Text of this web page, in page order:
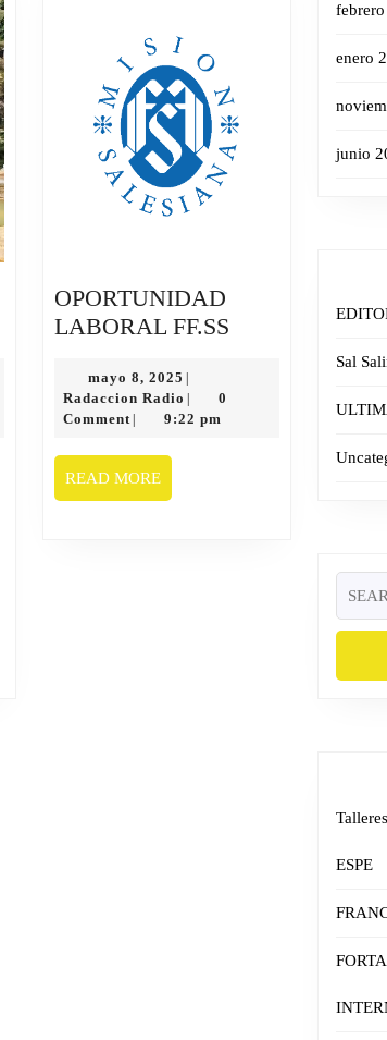
OPORTUNIDAD
LABORAL FF.SS
LABORAL
mayo 8, 2025 mayo
8,
2025
|
Radaccion Radio Radaccion
Radio
|
0
Comment | 9:22 pm
READ MOREREAD
MORE
enero
junio
Sal
for:
ESPE